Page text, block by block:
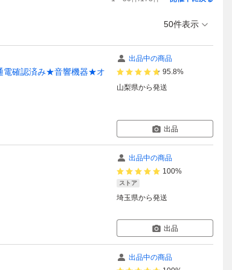
50件表示
確認済み★音響機器★オ
出品中の商品
95.8%
山梨県から発送
出品
出品中の商品
100%
ストア
埼玉県から発送
出品
出品中の商品